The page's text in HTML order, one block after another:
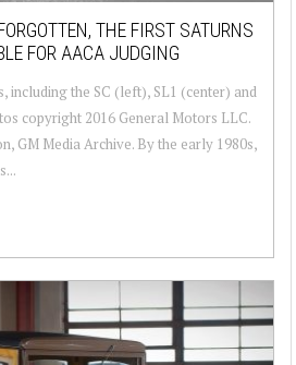
THE FIRST SATURNS
FOR AACA JUDGING
including the SC (left), SL1 (center) and
copyright 2016 General Motors LLC.
GM Media Archive. By the early 1980s,